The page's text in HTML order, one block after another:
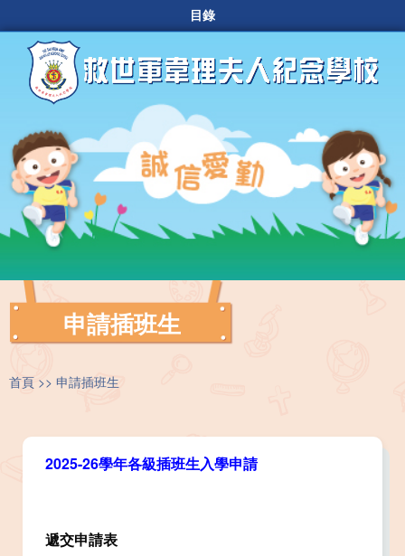
目錄
申請插班生
首頁 申請插班生
2025-26學年各級插班生入學申請
遞交申請表